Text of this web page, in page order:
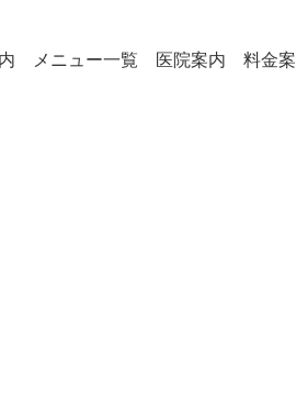
メニュー一覧 医院案内 料金